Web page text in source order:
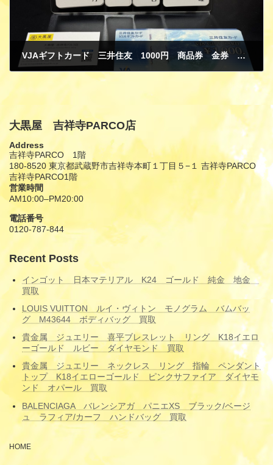
VJAギフトカード 三井住友 1000円 商品券 金券 買取
大黒屋 吉祥寺PARCO店
Address
吉祥寺PARCO 1階
180-8520 東京都武蔵野市吉祥寺本町１丁目５−１ 吉祥寺PARCO
吉祥寺PARCO1階
営業時間
AM10:00–PM20:00
電話番号
0120-787-844
Recent Posts
インゴット 日本マテリアル K24 ゴールド 純金 地金
買取
LOUIS VUITTON ルイ・ヴィトン モノグラム バムバッ
グ M43644 ボディバッグ 買取
貴金属 ジュエリー 喜平ブレスレット リング K18イエロ
ーゴールド ルビー ダイヤモンド 買取
貴金属 ジュエリー ネックレス リング 指輪 ペンダント
トップ K18イエローゴールド ピンクサファイア ダイヤモ
ンド オパール 買取
BALENCIAGA バレンシアガ パニエXS ブラック/ベージ
ュ ラフィア/カーフ ハンドバッグ 買取
HOME